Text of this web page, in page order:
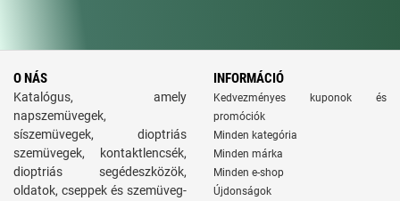
O NÁS
Katalógus, amely
napszemüvegek,
síszemüvegek, dioptriás
szemüvegek, kontaktlencsék,
dioptriás segédeszközök,
oldatok, cseppek és szemüveg-
INFORMÁCIÓ
Kedvezményes kuponok és
promóciók
Minden kategória
Minden márka
Minden e-shop
Újdonságok